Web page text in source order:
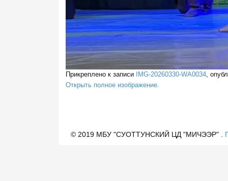
Прикреплено к записи IMG-20260330-WA0034,
Открыть полное изображение.
© 2019 МБУ "СУОТТУНСКИЙ ЦД "МИЧЭЭР" .